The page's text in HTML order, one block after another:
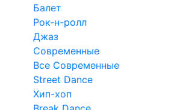
Балет
Рок-н-ролл
Джаз
Современные
Все Современные
Street Dance
Хип-хоп